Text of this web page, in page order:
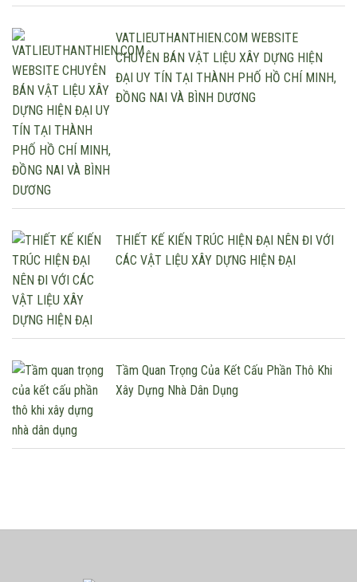
VATLIEUTHANTHIEN.COM WEBSITE
CHUYÊN BÁN VẬT LIỆU XÂY DỰNG HIỆN
ĐẠI UY TÍN TẠI THÀNH PHỐ HỒ CHÍ MINH,
ĐỒNG NAI VÀ BÌNH DƯƠNG
THIẾT KẾ KIẾN TRÚC HIỆN ĐẠI NÊN ĐI VỚI
CÁC VẬT LIỆU XÂY DỰNG HIỆN ĐẠI
Tầm Quan Trọng Của Kết Cấu Phần Thô Khi
Xây Dựng Nhà Dân Dụng